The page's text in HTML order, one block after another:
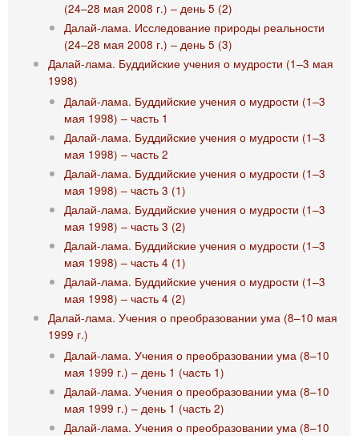
(24‒28 мая 2008 г.) ‒ день 5 (2)
Далай-лама. Исследование природы реальности
(24‒28 мая 2008 г.) ‒ день 5 (3)
Далай-лама. Буддийские учения о мудрости (1‒3 мая
1998)
Далай-лама. Буддийские учения о мудрости (1‒3
мая 1998) ‒ часть 1
Далай-лама. Буддийские учения о мудрости (1‒3
мая 1998) ‒ часть 2
Далай-лама. Буддийские учения о мудрости (1‒3
мая 1998) ‒ часть 3 (1)
Далай-лама. Буддийские учения о мудрости (1‒3
мая 1998) ‒ часть 3 (2)
Далай-лама. Буддийские учения о мудрости (1‒3
мая 1998) ‒ часть 4 (1)
Далай-лама. Буддийские учения о мудрости (1‒3
мая 1998) ‒ часть 4 (2)
Далай-лама. Учения о преобразовании ума (8–10 мая
1999 г.)
Далай-лама. Учения о преобразовании ума (8–10
мая 1999 г.) – день 1 (часть 1)
Далай-лама. Учения о преобразовании ума (8–10
мая 1999 г.) – день 1 (часть 2)
Далай-лама. Учения о преобразовании ума (8–10